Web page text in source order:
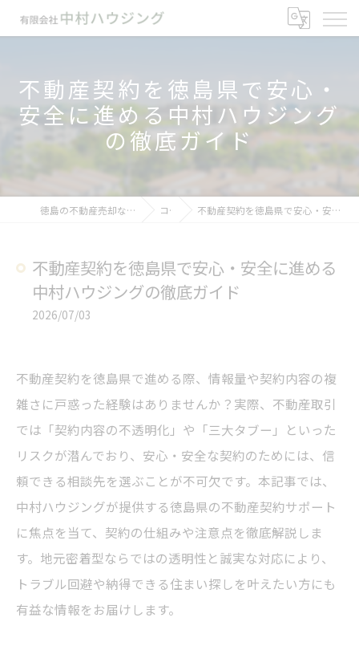
不動産契約を徳島県で安心・
安全に進める中村ハウジング
の徹底ガイド
徳島の不動産売却なら有限会社中村ハウジング コラム 不動産契約を徳島県で安心・安全に進める中村ハウジングの徹底ガイド
不動産契約を徳島県で安心・安全に進める
中村ハウジングの徹底ガイド
2026/07/03
不動産契約を徳島県で進める際、情報量や契約内容の複
雑さに戸惑った経験はありませんか？実際、不動産取引
では「契約内容の不透明化」や「三大タブー」といった
リスクが潜んでおり、安心・安全な契約のためには、信
頼できる相談先を選ぶことが不可欠です。本記事では、
中村ハウジングが提供する徳島県の不動産契約サポート
に焦点を当て、契約の仕組みや注意点を徹底解説しま
す。地元密着型ならではの透明性と誠実な対応により、
トラブル回避や納得できる住まい探しを叶えたい方にも
有益な情報をお届けします。